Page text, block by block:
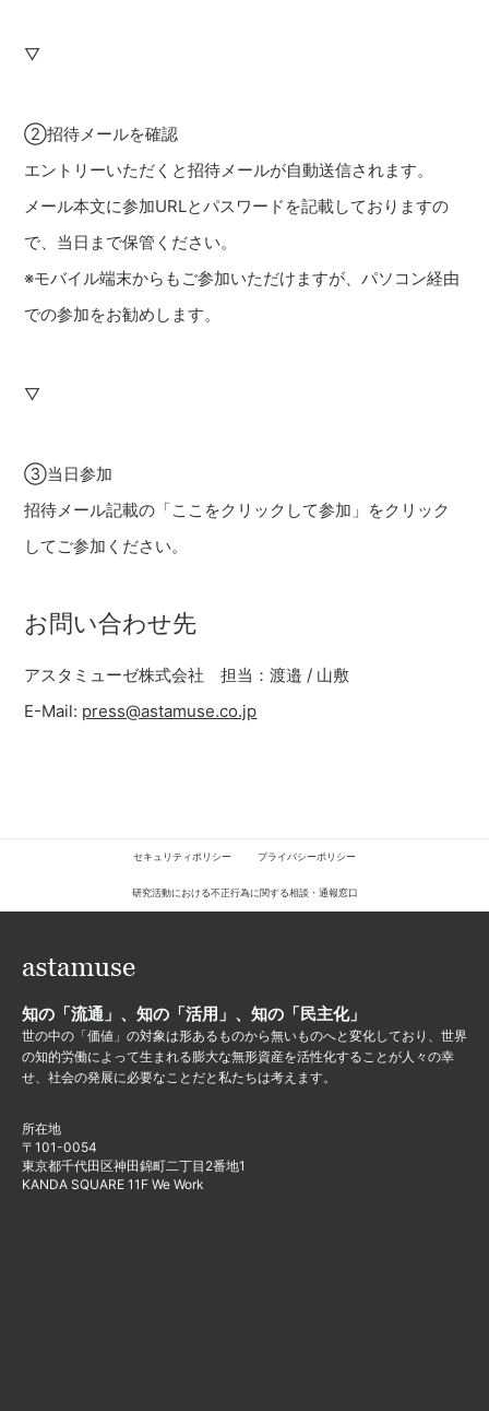
▽
②招待メールを確認
エントリーいただくと招待メールが自動送信されます。
メール本文に参加URLとパスワードを記載しておりますの
で、当日まで保管ください。
※モバイル端末からもご参加いただけますが、パソコン経由
での参加をお勧めします。
▽
③当日参加
招待メール記載の「ここをクリックして参加」をクリック
してご参加ください。
お問い合わせ先
アスタミューゼ株式会社 担当：渡邉 / 山敷
E-Mail: press@astamuse.co.jp
セキュリティポリシー プライバシーポリシー
研究活動における不正行為に関する相談・通報窓口
知の「流通」、知の「活用」、知の「民主化」
世の中の「価値」の対象は形あるものから無いものへと変化しており、世界
の知的労働によって生まれる膨大な無形資産を活性化することが人々の幸
せ、社会の発展に必要なことだと私たちは考えます。
所在地
〒101-0054
東京都千代田区神田錦町二丁目2番地1
KANDA SQUARE 11F We Work